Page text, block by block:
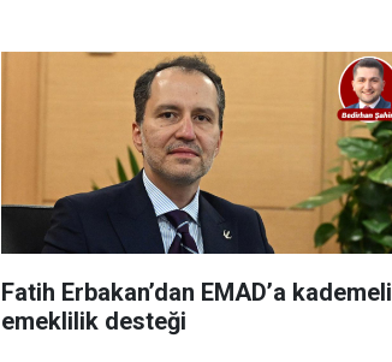
Fatih Erbakan’dan EMAD’a kademeli
emeklilik desteği